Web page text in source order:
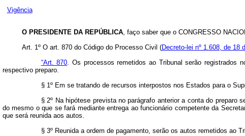
Vigência
O PRESIDENTE DA REPÚBLICA, faço saber que o CONGRESSO
Art. 1º O art. 870 do Código do Processo Civil (Decreto-lei nº 1.608, de 18
“Art. 870. Os processos remetidos ao Tribunal serão registrados
respectivo preparo.
§ 1º Em se tratando de recursos interpostos nos Estados para o
§ 2º Na hipótese prevista no parágrafo anterior a conta do
do mesmo o que se fará mediante entrega ao funcionário competente da
que será reunida aos autos.
§ 3º Reunida a ordem de pagamento, serão os autos remetidos ao